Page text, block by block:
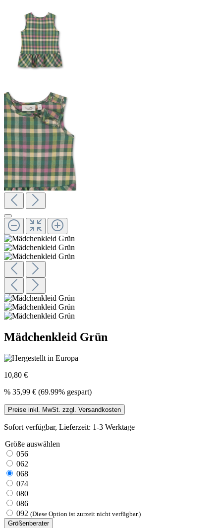
Mädchenkleid Grün
10,80 €
% 35,99 € (69.99% gespart)
Preise inkl. MwSt. zzgl. Versandkosten
Sofort verfügbar, Lieferzeit: 1-3 Werktage
Größe auswählen
056
062
068
074
080
086
092 (Diese Option ist zurzeit nicht verfügbar.)
Größenberater